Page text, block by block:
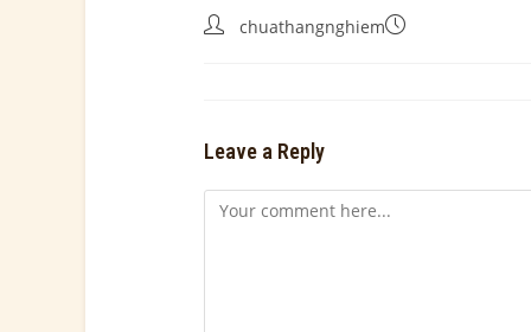
chuathangnghiem
Leave a Reply